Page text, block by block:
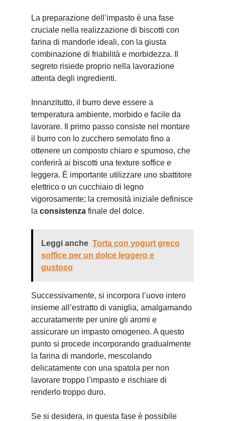
La preparazione dell’impasto è una fase
cruciale nella realizzazione di biscotti con
farina di mandorle ideali, con la giusta
combinazione di friabilità e morbidezza. Il
segreto risiede proprio nella lavorazione
attenta degli ingredienti.
Innanzitutto, il burro deve essere a
temperatura ambiente, morbido e facile da
lavorare. Il primo passo consiste nel montare
il burro con lo zucchero semolato fino a
ottenere un composto chiaro e spumoso, che
conferirà ai biscotti una texture soffice e
leggera. È importante utilizzare uno sbattitore
elettrico o un cucchiaio di legno
vigorosamente; la cremosità iniziale definisce
la consistenza finale del dolce.
Leggi anche Torta con yogurt greco
soffice per un dolce leggero e
gustoso
Successivamente, si incorpora l’uovo intero
insieme all’estratto di vaniglia, amalgamando
accuratamente per unire gli aromi e
assicurare un impasto omogeneo. A questo
punto si procede incorporando gradualmente
la farina di mandorle, mescolando
delicatamente con una spatola per non
lavorare troppo l’impasto e rischiare di
renderlo troppo duro.
Se si desidera, in questa fase è possibile